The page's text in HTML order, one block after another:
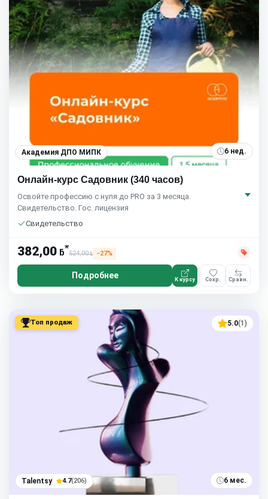
Академия ДПО МИПК 6 нед.
Онлайн-курс Садовник (340 часов)
Освойте профессию с нуля до PRO за 3 месяца.
Свидетельство. Гос. лицензия
Свидетельство
382,00 ƃ*
524,00ƃ −27%
Подробнее К курсу Сохр. Сравн.
Топ продаж 5.0(1)
Talentsy 4.7(206) 6 мес.